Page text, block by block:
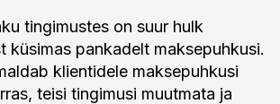
tingimustes on suur hulk
küsimas pankadelt maksepuhkusi.
klientidele maksepuhkusi
teisi tingimusi muutmata ja